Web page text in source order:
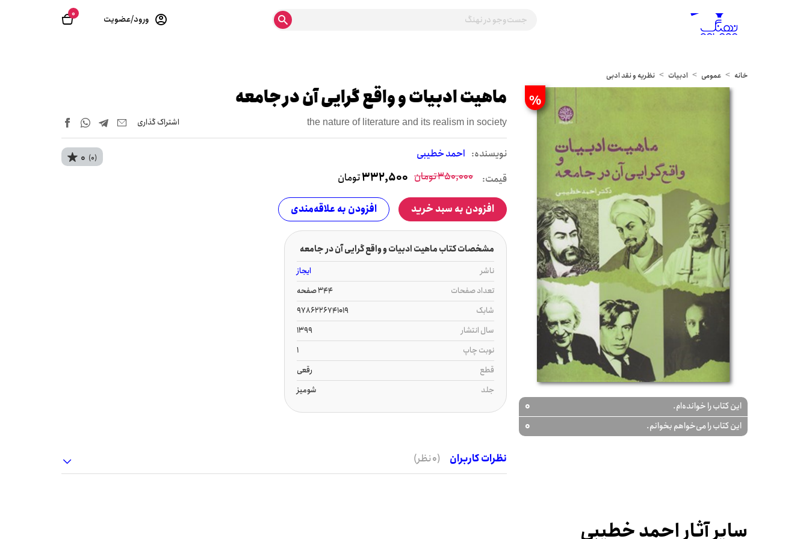
0 ورود/عضویت
خانه عمومی ادبیات نظریه و نقد ادبی
%
این کتاب را خوانده‌ام. 0
این کتاب را می‌خواهم بخوانم. 0
ماهیت ادبیات و واقع گرایی آن در جامعه
the nature of literature and its realism in society اشتراک‌ گذاری
نويسنده: احمد خطیبی 0 (0)
قیمت: 350,000تومان 332,500تومان
افزودن به سبد خرید افزودن به علاقه‌مندی
مشخصات کتاب ماهیت ادبیات و واقع گرایی آن در جامعه
ناشر
ایجاز
تعداد صفحات
344 صفحه
شابک
9786226741019
سال انتشار
1399
نوبت چاپ
1
قطع
رقعی
جلد
شومیز
نظرات کاربران (0 نظر)
سایر آثار احمد خطیبی